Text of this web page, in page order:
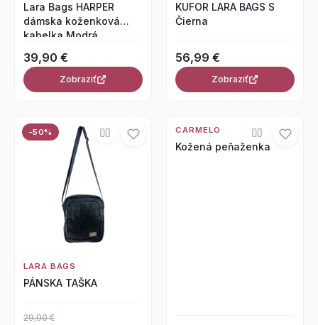
Lara Bags HARPER
dámska koženková
kabelka Modrá
39,90 €
Zobraziť
KUFOR LARA BAGS S
Čierna
56,99 €
Zobraziť
-50%
LARA BAGS
PÁNSKA TAŠKA
29,90 €
CARMELO
Kožená peňaženka